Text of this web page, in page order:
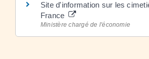
Site d'information sur les
France
Ministère chargé de l'économie